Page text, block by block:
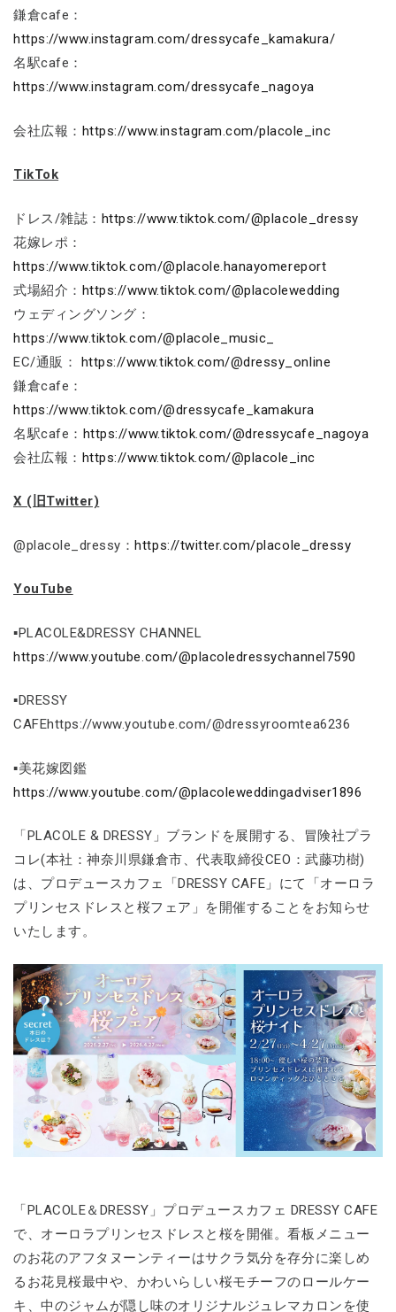
鎌倉cafe：
https://www.instagram.com/dressycafe_kamakura/
名駅cafe：
https://www.instagram.com/dressycafe_nagoya
会社広報： https://www.instagram.com/placole_inc
TikTok
ドレス/雑誌： https://www.tiktok.com/@placole_dressy
花嫁レポ：
https://www.tiktok.com/@placole.hanayomereport
式場紹介： https://www.tiktok.com/@placolewedding
ウェディングソング：
https://www.tiktok.com/@placole_music_
EC/通販： https://www.tiktok.com/@dressy_online
鎌倉cafe：
https://www.tiktok.com/@dressycafe_kamakura
名駅cafe： https://www.tiktok.com/@dressycafe_nagoya
会社広報： https://www.tiktok.com/@placole_inc
X (旧Twitter)
@placole_dressy：https://twitter.com/placole_dressy
YouTube
▪PLACOLE&DRESSY CHANNEL
https://www.youtube.com/@placoledressychannel7590
▪DRESSY
CAFEhttps://www.youtube.com/@dressyroomtea6236
▪美花嫁図鑑
https://www.youtube.com/@placoleweddingadviser1896
「PLACOLE & DRESSY」ブランドを展開する、冒険社プラ
コレ(本社：神奈川県鎌倉市、代表取締役CEO：武藤功樹)
は、プロデュースカフェ「DRESSY CAFE」にて「オーロラ
プリンセスドレスと桜フェア」を開催することをお知らせ
いたします。
「PLACOLE＆DRESSY」プロデュースカフェ DRESSY CAFE
で、オーロラプリンセスドレスと桜を開催。看板メニュー
のお花のアフタヌーンティーはサクラ気分を存分に楽しめ
るお花見桜最中や、かわいらしい桜モチーフのロールケー
キ、中のジャムが隠し味のオリジナルジュレマカロンを使